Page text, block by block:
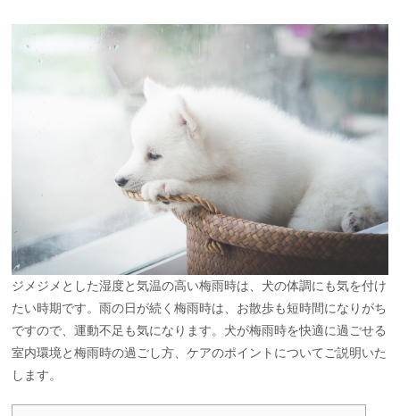
ジメジメとした湿度と気温の高い梅雨時は、犬の体調にも気を付け
たい時期です。雨の日が続く梅雨時は、お散歩も短時間になりがち
ですので、運動不足も気になります。犬が梅雨時を快適に過ごせる
室内環境と梅雨時の過ごし方、ケアのポイントについてご説明いた
します。